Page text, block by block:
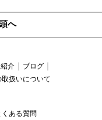
へ
介
ブログ
扱いについて
くある質問